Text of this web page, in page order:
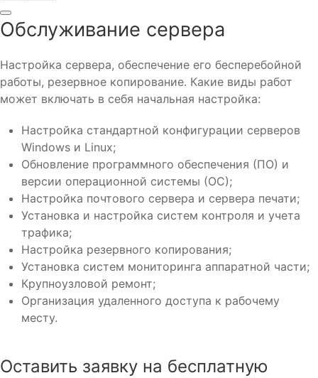
Обслуживание сервера
Настройка сервера, обеспечение его бесперебойной
работы, резервное копирование. Какие виды работ
может включать в себя начальная настройка:
Настройка стандартной конфигурации серверов
Windows и Linux;
Обновление программного обеспечения (ПО) и
версии операционной системы (ОС);
Настройка почтового сервера и сервера печати;
Установка и настройка систем контроля и учета
трафика;
Настройка резервного копирования;
Установка систем мониторинга аппаратной части;
Крупноузловой ремонт;
Организация удаленного доступа к рабочему
месту.
Оставить заявку на бесплатную